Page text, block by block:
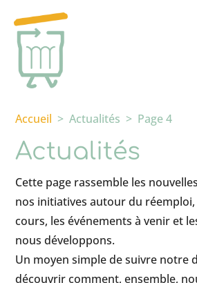
Accueil >Actualités > Page 4
Actualités
Cette page rassemble les
nos initiatives autour du
cours, les événements à venir et
nous développons.
Un moyen simple de suivre notre
découvrir comment, ensemble,